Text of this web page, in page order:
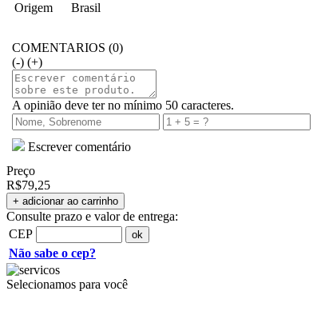
Origem
Brasil
COMENTARIOS (0)
(-) (+)
A opinião deve ter no mínimo 50 caracteres.
Escrever comentário
Preço
R$79,25
Consulte prazo e valor de entrega:
CEP
Não sabe o cep?
Selecionamos para você